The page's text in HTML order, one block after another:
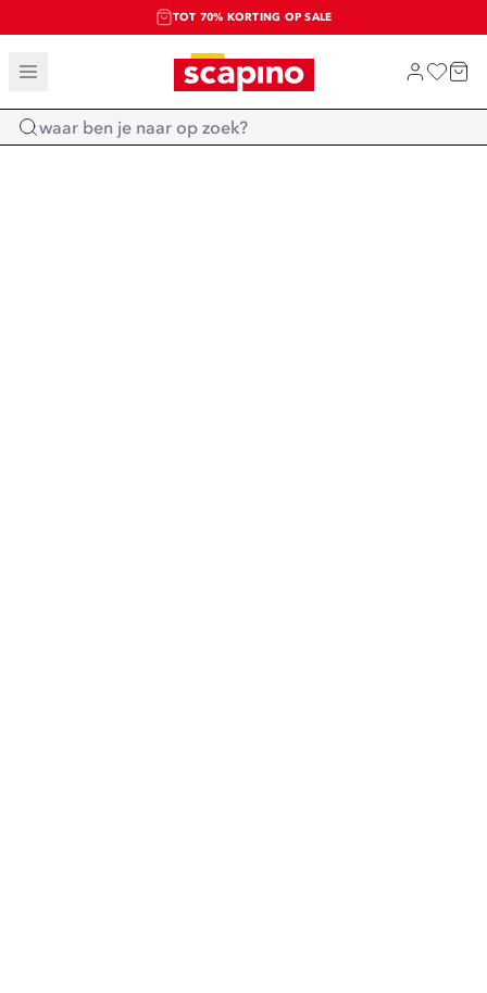
TOT 70% KORTING OP SALE
SALE: LAATSTE KANS!
SHOP NIEUW
Home